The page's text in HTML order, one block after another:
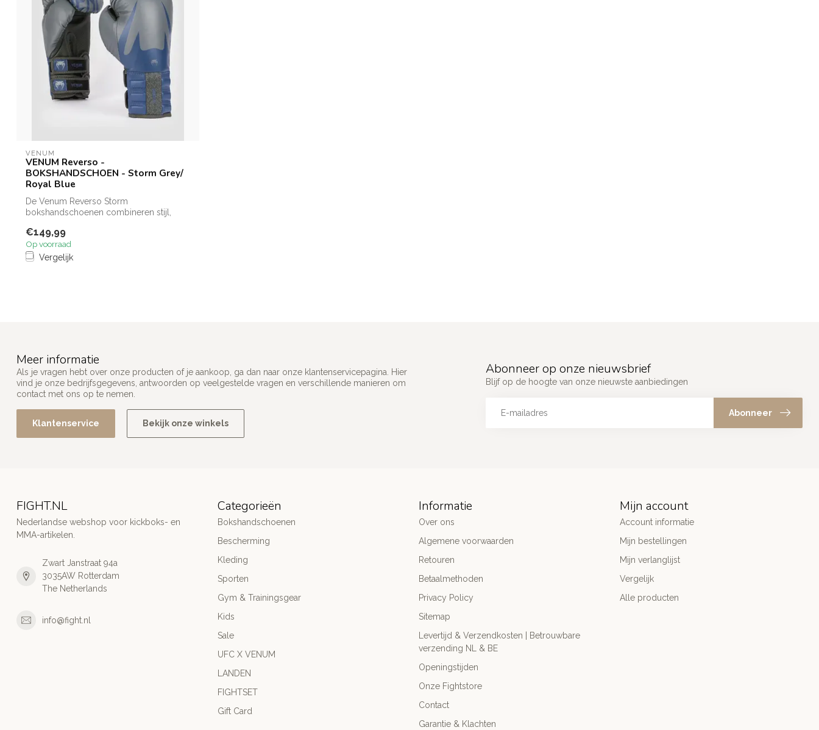
VENUM
VENUM Reverso -
BOKSHANDSCHOEN - Storm Grey/
Royal Blue
De Venum Reverso Storm
bokshandschoenen combineren stijl,
€149,99
Op voorraad
Vergelijk
Meer informatie
Als je vragen hebt over onze producten of je aankoop, ga dan naar onze klantenservicepagina. Hier
vind je onze bedrijfsgegevens, antwoorden op veelgestelde vragen en verschillende manieren om
contact met ons op te nemen.
Klantenservice Bekijk onze winkels
Abonneer op onze nieuwsbrief
Blijf op de hoogte van onze nieuwste aanbiedingen
Abonneer
FIGHT.NL
Nederlandse webshop voor kickboks- en
MMA-artikelen.
Zwart Janstraat 94a
3035AW Rotterdam
The Netherlands
info@fight.nl
Categorieën
Bokshandschoenen
Bescherming
Kleding
Sporten
Gym & Trainingsgear
Kids
Sale
UFC X VENUM
LANDEN
FIGHTSET
Gift Card
Informatie
Over ons
Algemene voorwaarden
Retouren
Betaalmethoden
Privacy Policy
Sitemap
Levertijd & Verzendkosten | Betrouwbare
verzending NL & BE
Openingstijden
Onze Fightstore
Contact
Garantie & Klachten
Mijn account
Account informatie
Mijn bestellingen
Mijn verlanglijst
Vergelijk
Alle producten